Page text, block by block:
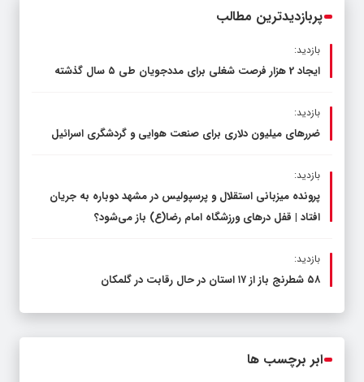
پربازدیدترین مطالب
بازدید:
ایجاد 2 هزار فرصت شغلی برای مددجویان طی ۵ سال گذشته
بازدید:
ضررهای میلیون دلاری برای صنعت هوایی و گردشگری اسرائیل
بازدید:
پرونده میزبانی استقلال و پرسپولیس در مشهد دوباره به جریان
افتاد | قفل در‌های ورزشگاه امام رضا(ع) باز می‌شود؟
بازدید:
۵۸ شطرنج‌ باز از ۱۷ استان در حال رقابت در گلمکان
ابر برچسب ها